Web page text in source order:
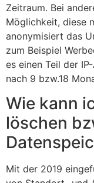
Zeitraum. Bei
Möglichkeit, diese
anonymisiert das
zum Beispiel
es einen Teil der
nach 9 bzw.18
Wie kann
löschen
Mit der 2019